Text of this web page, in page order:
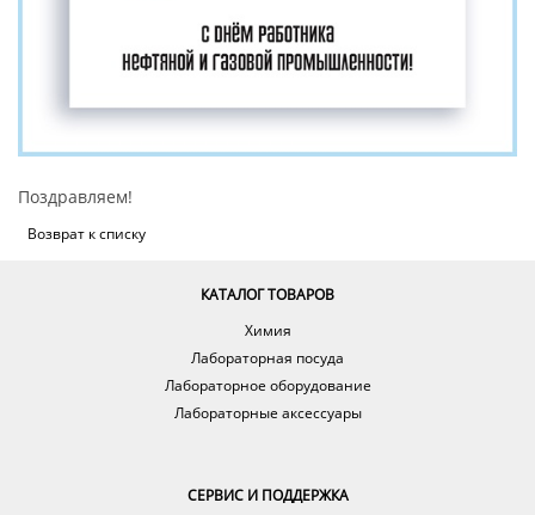
Поздравляем!
Возврат к списку
КАТАЛОГ ТОВАРОВ
Химия
Лабораторная посуда
Лабораторное оборудование
Лабораторные аксессуары
СЕРВИС И ПОДДЕРЖКА